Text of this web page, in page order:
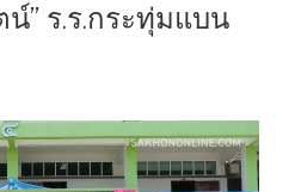
” ร.ร.กระทุ่มแบน